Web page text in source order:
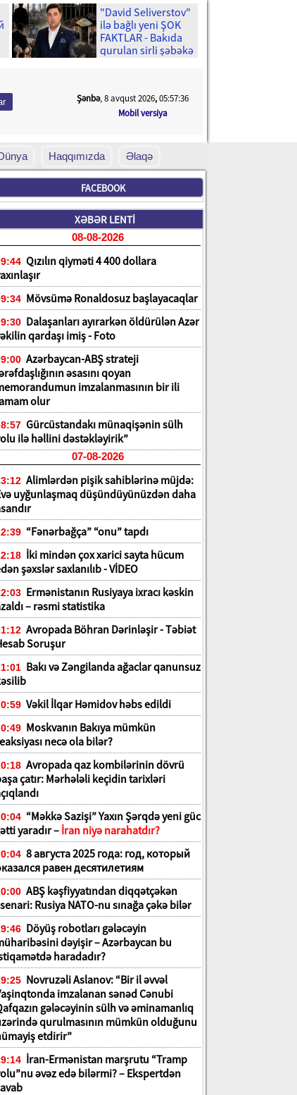
"David Seliverstov"
ilə bağlı yeni ŞOK
FAKTLAR - Bakıda
qurulan sirli şəbəkə
Mobil versiya
Şənbə, 8 avqust 2026,05:57:37
Haqqımızda Əlaqə
FACEBOOK
XƏBƏR LENTİ
08-08-2026
Qızılın qiyməti 4 400 dollara
Mövsümə Ronaldosuz başlayacaqlar
Dalaşanları ayırarkən öldürülən Azər
qardaşı imiş - Foto
Azərbaycan-ABŞ strateji
əsasını qoyan
imzalanmasının bir ili
olur
Gürcüstandakı münaqişənin sülh
ilə həllini dəstəkləyirik”
07-08-2026
Alimlərdən pişik sahiblərinə müjdə:
uyğunlaşmaq düşündüyünüzdən daha
“Fənərbağça” “onu” tapdı
İki mindən çox xarici sayta hücum
şəxslər saxlanılıb - VİDEO
Ermənistanın Rusiyaya ixracı kəskin
– rəsmi statistika
Avropada Böhran Dərinləşir - Təbiət
Soruşur
Bakı və Zəngilanda ağaclar qanunsuz
Vəkil İlqar Həmidov həbs edildi
Moskvanın Bakıya mümkün
necə ola bilər?
Avropada qaz kombilərinin dövrü
çatır: Mərhələli keçidin tarixləri
“Məkkə Sazişi” Yaxın Şərqdə yeni güc
yaradır –İran niyə narahatdır?
8 августа 2025 года: год, который
равен десятилетиям
ABŞ kəşfiyyatından diqqətçəkən
Rusiya NATO-nu sınağa çəkə bilər
Döyüş robotları gələcəyin
dəyişir – Azərbaycan bu
haradadır?
Novruzəli Aslanov: “Bir il əvvəl
imzalanan sənəd Cənubi
gələcəyinin sülh və əminamanlıq
qurulmasının mümkün olduğunu
etdirir”
İran-Ermənistan marşrutu “Tramp
əvəz edə bilərmi? – Ekspertdən